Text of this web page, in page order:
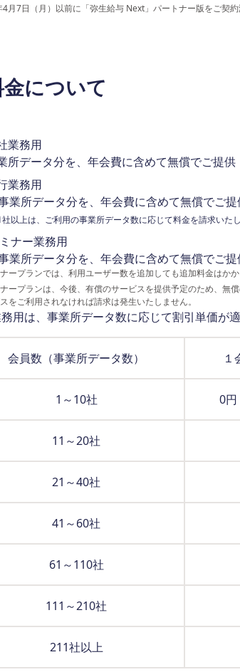
月7日（月）以前に「弥生給与 Next」パートナー版をご契
金について
業務用
所データ分を、年会費に含めて無償でご提供
業務用
業所データ分を、年会費に含めて無償でご提
以上は、ご利用の事業所データ数に応じて料金を請求いたし
ナー業務用
業所データ分を、年会費に含めて無償でご提
ープランでは、利用ユーザー数を追加しても追加料金はかか
ープランは、今後、有償のサービスを提供予定のため、無
をご利用されなければ請求は発生いたしません。
用は、事業所データ数に応じて割引単価が
会員数（事業所データ数） １
1～10社 0円
11～20社
21～40社
41～60社
61～110社
111～210社
211社以上